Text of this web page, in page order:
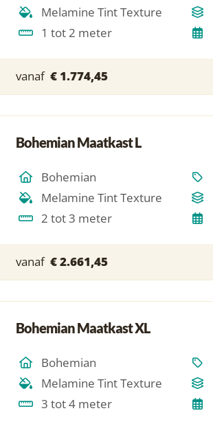
Melamine Tint Texture
1 tot 2 meter
vanaf € 1.774,45
Bohemian Maatkast L
Bohemian
Melamine Tint Texture
2 tot 3 meter
vanaf € 2.661,45
Bohemian Maatkast XL
Bohemian
Melamine Tint Texture
3 tot 4 meter